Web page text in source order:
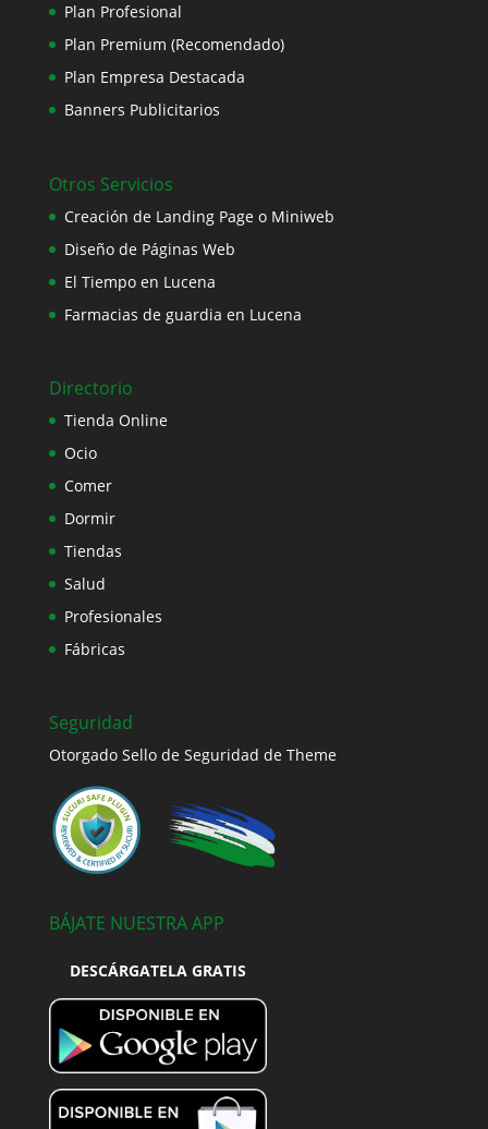
Plan Profesional
Plan Premium (Recomendado)
Plan Empresa Destacada
Banners Publicitarios
Otros Servicios
Creación de Landing Page o Miniweb
Diseño de Páginas Web
El Tiempo en Lucena
Farmacias de guardia en Lucena
Directorio
Tienda Online
Ocio
Comer
Dormir
Tiendas
Salud
Profesionales
Fábricas
Seguridad
Otorgado Sello de Seguridad de Theme
BÁJATE NUESTRA APP
DESCÁRGATELA GRATIS